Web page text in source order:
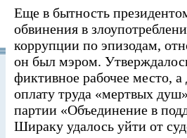
Еще в бытность
обвинения в
коррупции по эпизодам,
он был мэром.
фиктивное рабочее место,
оплату труда «мертвых
партии «Объединение в
Шираку удалось уйти от